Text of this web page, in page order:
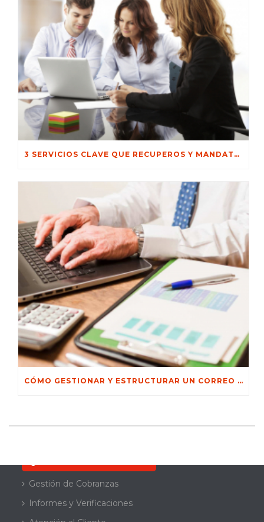
3 SERVICIOS CLAVE QUE RECUPEROS Y MANDATOS TE OFRECE PARA RECUPERAR TU GESTIÓN DE COBRANZA
CÓMO GESTIONAR Y ESTRUCTURAR UN CORREO DE GESTIÓN DE COBROS
Gestión de Cobranzas
Informes y Verificaciones